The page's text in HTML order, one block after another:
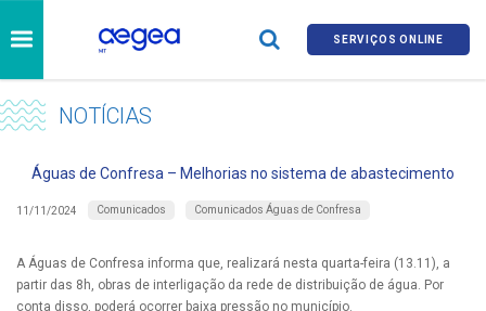
SERVIÇOS ONLINE
NOTÍCIAS
Águas de Confresa – Melhorias no sistema de abastecimento
11/11/2024 Comunicados Comunicados Águas de Confresa
A Águas de Confresa informa que, realizará nesta quarta-feira (13.11), a
partir das 8h, obras de interligação da rede de distribuição de água. Por
conta disso, poderá ocorrer baixa pressão no município.